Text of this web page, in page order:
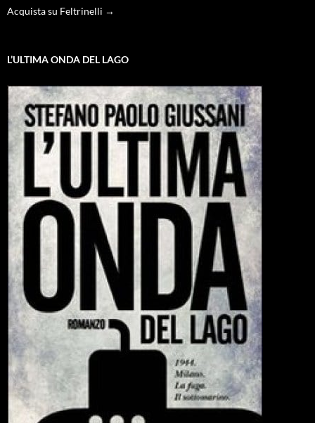
Acquista su Feltrinelli →
L’ULTIMA ONDA DEL LAGO